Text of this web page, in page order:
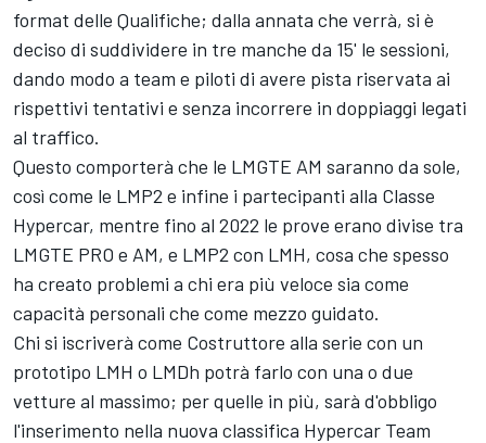
format delle Qualifiche; dalla annata che verrà, si è
deciso di suddividere in tre manche da 15' le sessioni,
dando modo a team e piloti di avere pista riservata ai
rispettivi tentativi e senza incorrere in doppiaggi legati
al traffico.
Questo comporterà che le LMGTE AM saranno da sole,
così come le LMP2 e infine i partecipanti alla Classe
Hypercar, mentre fino al 2022 le prove erano divise tra
LMGTE PRO e AM, e LMP2 con LMH, cosa che spesso
ha creato problemi a chi era più veloce sia come
capacità personali che come mezzo guidato.
Chi si iscriverà come Costruttore alla serie con un
prototipo LMH o LMDh potrà farlo con una o due
vetture al massimo; per quelle in più, sarà d'obbligo
l'inserimento nella nuova classifica Hypercar Team